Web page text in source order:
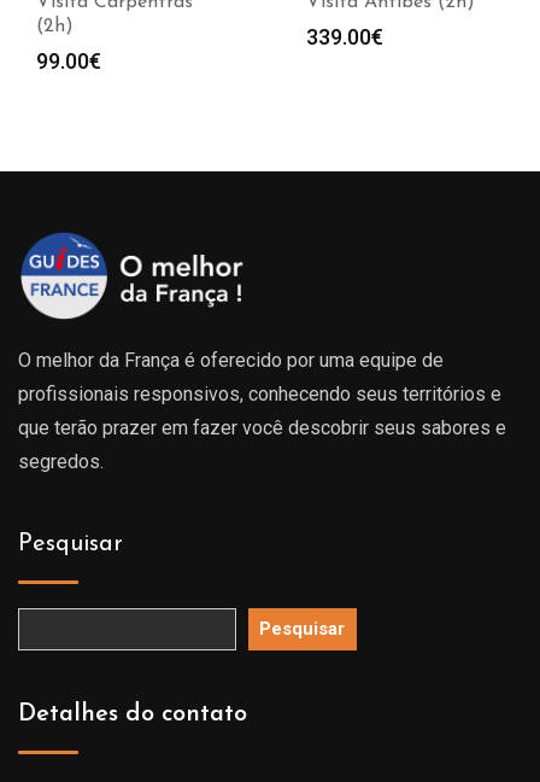
(2h)
99.00€
339.00€
O melhor da França é oferecido por uma equipe de
profissionais responsivos, conhecendo seus territórios e
que terão prazer em fazer você descobrir seus sabores e
segredos.
Pesquisar
Pesquisar
Detalhes do contato